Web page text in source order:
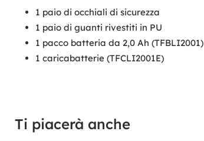
1 paio di occhiali di sicurezza
1 paio di guanti rivestiti in PU
1 pacco batteria da 2,0 Ah (TFBLI2001)
1 caricabatterie (TFCLI2001E)
Ti piacerà anche